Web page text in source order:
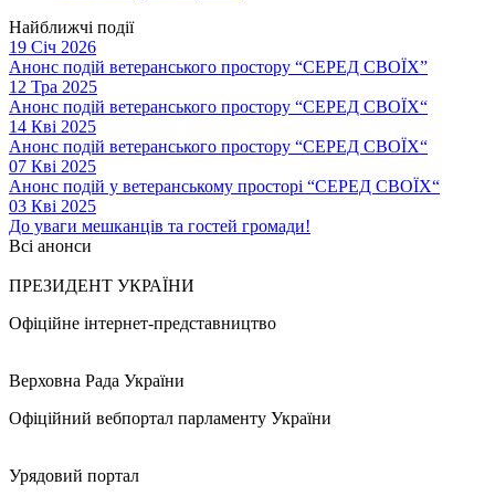
Найближчі події
19 Січ 2026
Анонс подій ветеранського простору “СЕРЕД СВОЇХ”
12 Тра 2025
Анонс подій ветеранського простору “СЕРЕД СВОЇХ“
14 Кві 2025
Анонс подій ветеранського простору “СЕРЕД СВОЇХ“
07 Кві 2025
Анонс подій у ветеранському просторі “СЕРЕД СВОЇХ“
03 Кві 2025
До уваги мешканців та гостей громади!
Всі анонси
ПРЕЗИДЕНТ УКРАЇНИ
Офіційне інтернет-представництво
Верховна Рада України
Офіційний вебпортал парламенту України
Урядовий портал